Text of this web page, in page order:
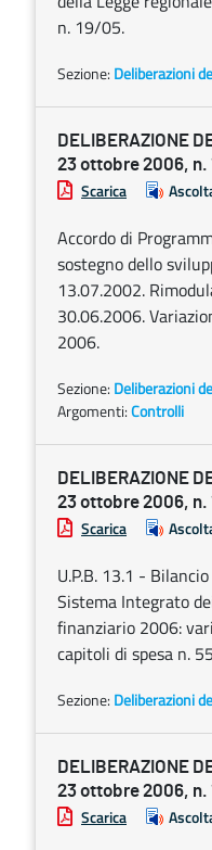
n. 19/05.
Sezione: Deliberazioni
DELIBERAZIONE
23 ottobre 2006, n.
Scarica
Accordo di
sostegno dello
13.07.2002.
30.06.2006.
2006.
Sezione: Deliberazioni
Argomenti:Controlli
DELIBERAZIONE
23 ottobre 2006, n.
Scarica
U.P.B. 13.1 -
Sistema Integrato
finanziario 2006:
capitoli di spesa n.
Sezione: Deliberazioni
DELIBERAZIONE
23 ottobre 2006, n.
Scarica